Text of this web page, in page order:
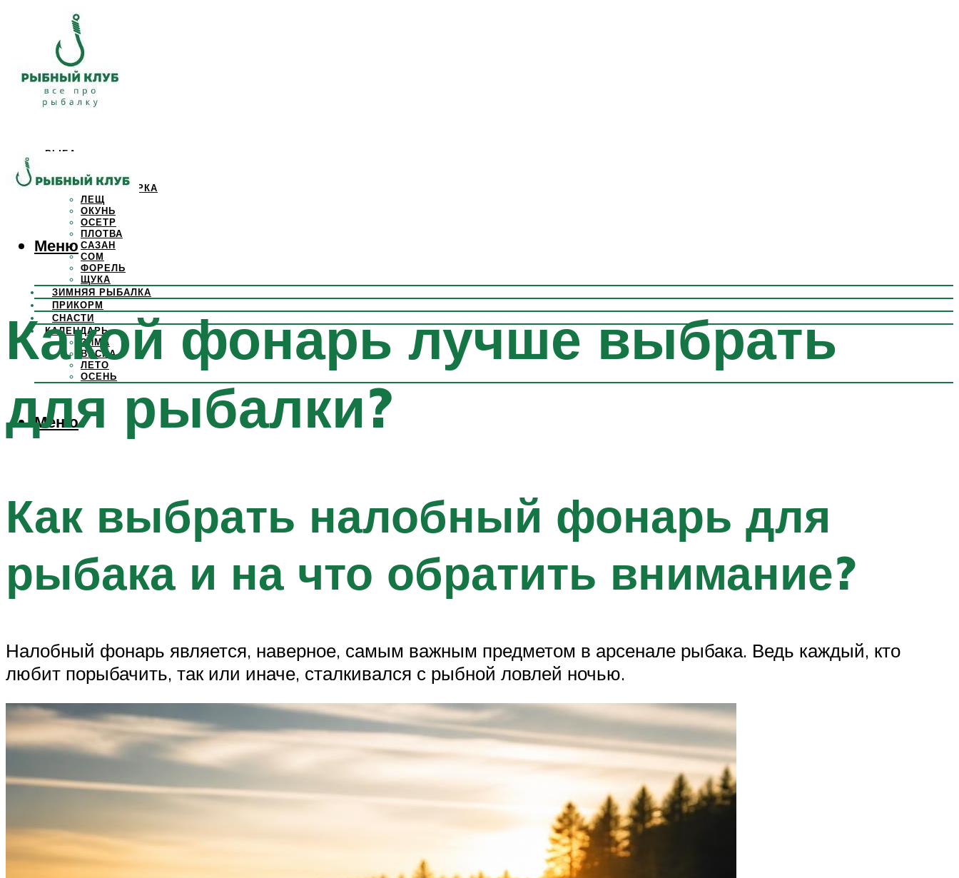
РЫБА
КАРП
КРАСНОПЕРКА
ЛЕЩ
ОКУНЬ
ОСЕТР
ПЛОТВА
САЗАН
СОМ
ФОРЕЛЬ
ЩУКА
ЗИМНЯЯ РЫБАЛКА
ПРИКОРМ
СНАСТИ
КАЛЕНДАРЬ
ЗИМА
ВЕСНА
ЛЕТО
ОСЕНЬ
Меню
Меню
Какой фонарь лучше выбрать
для рыбалки?
Как выбрать налобный фонарь для
рыбака и на что обратить внимание?
Налобный фонарь является, наверное, самым важным предметом в арсенале рыбака. Ведь каждый, кто
любит порыбачить, так или иначе, сталкивался с рыбной ловлей ночью.